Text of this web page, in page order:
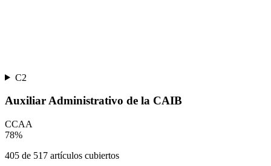
C2
Auxiliar Administrativo de la CAIB
CCAA
78%
405 de 517 artículos cubiertos